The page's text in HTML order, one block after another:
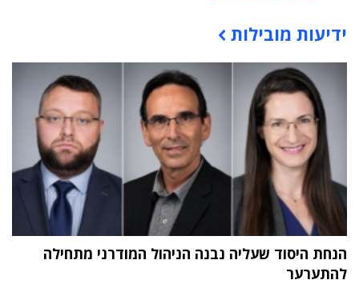
תוכן פרסומי
ידיעות מובילות
הנחת היסוד שעליה נבנה הניהול המודרני מתחילה
להתערער